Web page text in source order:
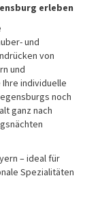
erleben
und
von
und
individuelle
noch
ganz nach
– ideal für
Spezialitäten